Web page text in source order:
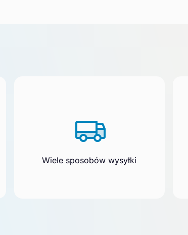
Wiele sposobów wysyłki